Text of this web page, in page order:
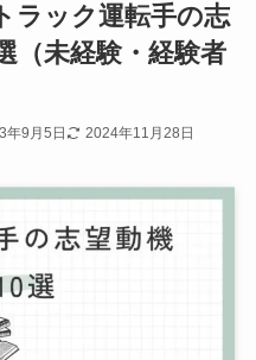
ラック運転手の志
（未経験・経験者
年9月5日 2024年11月28日